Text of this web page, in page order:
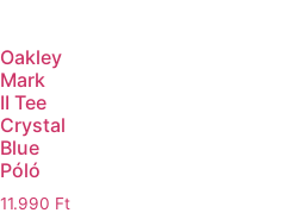
Oakley
Mark
II Tee
Crystal
Blue
Póló
11.990 Ft